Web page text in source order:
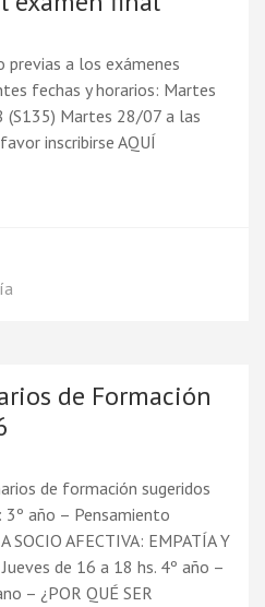
previas a los exámenes
fechas y horarios: Martes
(S135) Martes 28/07 a las
inscribirse AQUÍ
de Formación
de formación sugeridos
año – Pensamiento
AFECTIVA: EMPATÍA Y
de 16 a 18 hs. 4º año –
– ¿POR QUÉ SER